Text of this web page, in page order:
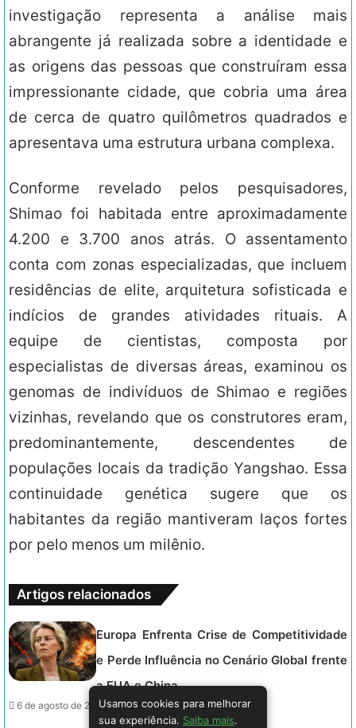
investigação representa a análise mais
abrangente já realizada sobre a identidade e
as origens das pessoas que construíram essa
impressionante cidade, que cobria uma área
de cerca de quatro quilômetros quadrados e
apresentava uma estrutura urbana complexa.
Conforme revelado pelos pesquisadores,
Shimao foi habitada entre aproximadamente
4.200 e 3.700 anos atrás. O assentamento
conta com zonas especializadas, que incluem
residências de elite, arquitetura sofisticada e
indícios de grandes atividades rituais. A
equipe de cientistas, composta por
especialistas de diversas áreas, examinou os
genomas de indivíduos de Shimao e regiões
vizinhas, revelando que os construtores eram,
predominantemente, descendentes de
populações locais da tradição Yangshao. Essa
continuidade genética sugere que os
habitantes da região mantiveram laços fortes
por pelo menos um milênio.
Artigos relacionados
Europa Enfrenta Crise de Competitividade
e Perde Influência no Cenário Global frente
a EUA e China
6 de agosto de 2026 - 00:21.Usamos cookies para melhorar
sua experiência. Saiba mais.